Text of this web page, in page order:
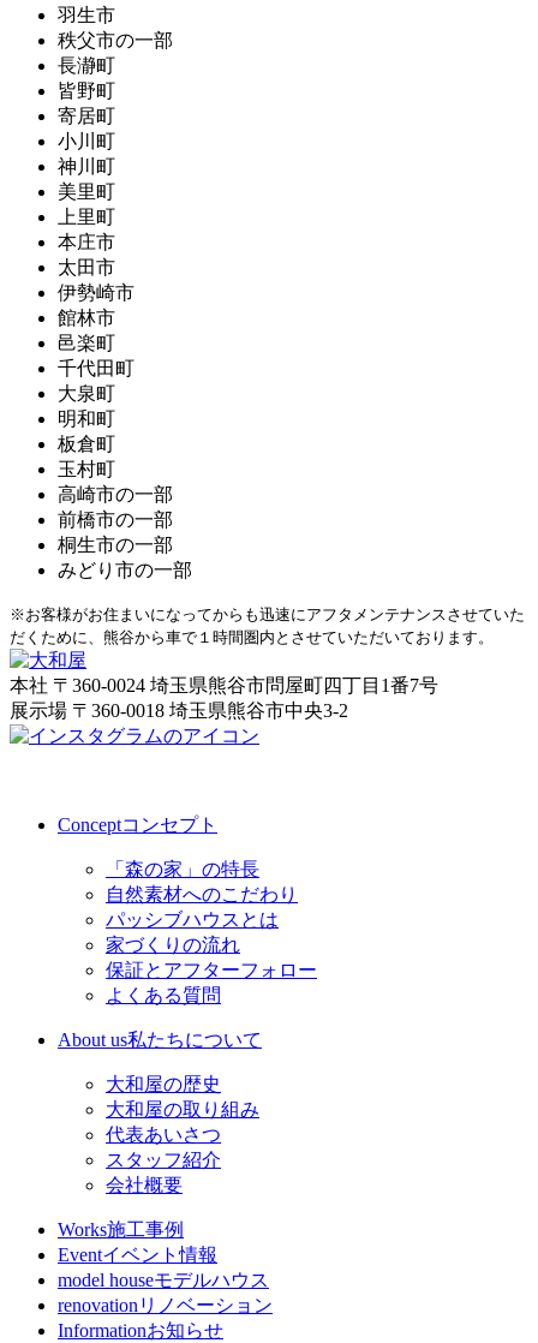
羽生市
秩父市の一部
長瀞町
皆野町
寄居町
小川町
神川町
美里町
上里町
本庄市
太田市
伊勢崎市
館林市
邑楽町
千代田町
大泉町
明和町
板倉町
玉村町
高崎市の一部
前橋市の一部
桐生市の一部
みどり市の一部
※お客様がお住まいになってからも迅速にアフタメンテナンスさせていた
だくために、熊谷から車で１時間圏内とさせていただいております。
本社 〒360-0024 埼玉県熊谷市問屋町四丁目1番7号
展示場 〒360-0018 埼玉県熊谷市中央3-2
Conceptコンセプト
「森の家」の特長
自然素材へのこだわり
パッシブハウスとは
家づくりの流れ
保証とアフターフォロー
よくある質問
About us私たちについて
大和屋の歴史
大和屋の取り組み
代表あいさつ
スタッフ紹介
会社概要
Works施工事例
Eventイベント情報
model houseモデルハウス
renovation リノベーション
Informationお知らせ